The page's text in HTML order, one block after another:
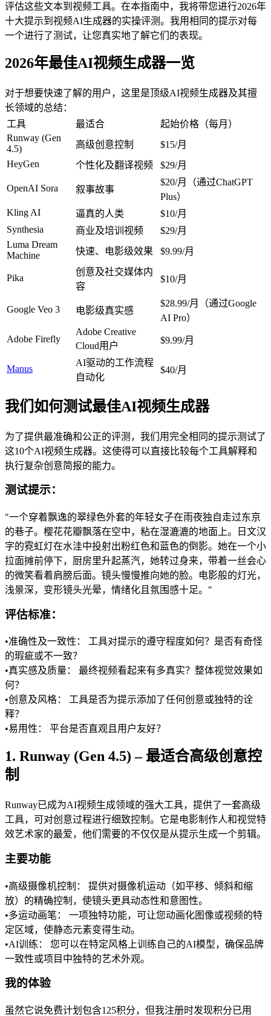
评估这些文本到视频工具。在本指南中，我将带您进行2026年
十大提示到视频AI生成器的实操评测。我用相同的提示对每
一个进行了测试，让您真实地了解它们的表现。
2026年最佳AI视频生成器一览
对于想要快速了解的用户，这里是顶级AI视频生成器及其擅
长领域的总结：
工具
最适合
起始价格（每月）
Runway (Gen
4.5)
高级创意控制
$15/月
HeyGen
个性化及翻译视频 $29/月
OpenAI Sora 叙事故事
$20/月（通过ChatGPT
Plus）
Kling AI
逼真的人类
$10/月
Synthesia
商业及培训视频
$29/月
Luma Dream
Machine
快速、电影级效果 $9.99/月
Pika
创意及社交媒体内
容
$10/月
Google Veo 3 电影级真实感
$28.99/月（通过Google
AI Pro）
Adobe Firefly
Adobe Creative
Cloud用户
$9.99/月
Manus
AI驱动的工作流程
自动化
$40/月
我们如何测试最佳AI视频生成器
为了提供最准确和公正的评测，我们用完全相同的提示测试了
这10个AI视频生成器。这使得可以直接比较每个工具解释和
执行复杂创意简报的能力。
测试提示：
"一个穿着飘逸的翠绿色外套的年轻女子在雨夜独自走过东京
的巷子。樱花花瓣飘落在空中，粘在湿漉漉的地面上。日文汉
字的霓虹灯在水洼中投射出粉红色和蓝色的倒影。她在一个小
拉面摊前停下，厨房里升起蒸汽，她转过身来，带着一丝会心
的微笑看着肩膀后面。镜头慢慢推向她的脸。电影般的灯光，
浅景深，变形镜头光晕，情绪化且氛围感十足。"
评估标准：
•准确性及一致性：
工具对提示的遵守程度如何？是否有奇怪
的瑕疵或不一致？
•真实感及质量：
最终视频看起来有多真实？整体视觉效果如
何？
•创意及风格：
工具是否为提示添加了任何创意或独特的诠
释？
•易用性： 平台是否直观且用户友好？
1. Runway (Gen 4.5) – 最适合高级创意控
制
Runway已成为AI视频生成领域的强大工具，提供了一套高级
工具，可对创意过程进行细致控制。它是电影制作人和视觉特
效艺术家的最爱，他们需要的不仅仅是从提示生成一个剪辑。
主要功能
•高级摄像机控制：
提供对摄像机运动（如平移、倾斜和缩
放）的精确控制，使镜头更具动态性和意图性。
•多运动画笔：
一项独特功能，可让您动画化图像或视频的特
定区域，使静态元素变得生动。
•AI训练：
您可以在特定风格上训练自己的AI模型，确保品牌
一致性或项目中独特的艺术外观。
我的体验
虽然它说免费计划包含125积分，但我注册时发现积分已用